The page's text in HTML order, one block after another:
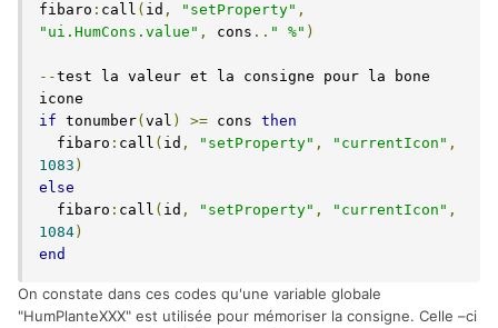
fibaro : call ( id , "setProperty" ,
"ui.HumCons.value" , cons .. " %" )
--test la valeur et la consigne pour la bone
if tonumber( val ) >= cons then
  fibaro
: call ( id , "setProperty" , "currentIcon" ,
1083 )
else
  fibaro
: call ( id , "setProperty" , "currentIcon" ,
1084)
end
On constate dans ces codes qu'une variable globale
"HumPlanteXXX" est utilisée pour mémoriser la consigne. Celle –ci